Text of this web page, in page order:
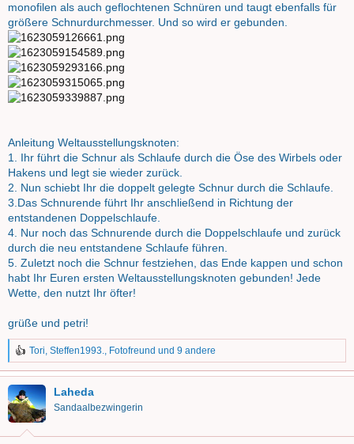
monofilen als auch geflochtenen Schnüren und taugt ebenfalls für
größere Schnurdurchmesser. Und so wird er gebunden.
Anleitung Weltausstellungsknoten:
1. Ihr führt die Schnur als Schlaufe durch die Öse des Wirbels oder
Hakens und legt sie wieder zurück.
2. Nun schiebt Ihr die doppelt gelegte Schnur durch die Schlaufe.
3.Das Schnurende führt Ihr anschließend in Richtung der
entstandenen Doppelschlaufe.
4. Nur noch das Schnurende durch die Doppelschlaufe und zurück
durch die neu entstandene Schlaufe führen.
5. Zuletzt noch die Schnur festziehen, das Ende kappen und schon
habt Ihr Euren ersten Weltausstellungsknoten gebunden! Jede
Wette, den nutzt Ihr öfter!
grüße und petri!
R
e
k
t
i
Tori, Steffen1993., Fotofreund und 9 andere
Laheda
Sandaalbezwingerin